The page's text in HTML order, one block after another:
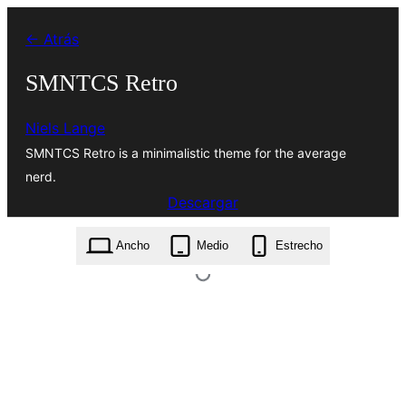
contenido
← Atrás
SMNTCS Retro
Niels Lange
SMNTCS Retro is a minimalistic theme for the average
nerd.
Descargar
smntcs-retro.43.zip
Ancho
Medio Estrecho